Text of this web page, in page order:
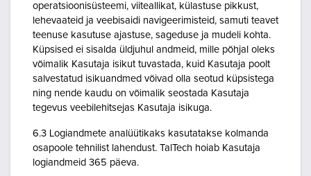
operatsioonisüsteemi, viiteallikat, külastuse pikkust,
lehevaateid ja veebisaidi navigeerimisteid, samuti teavet
teenuse kasutuse ajastuse, sageduse ja mudeli kohta.
Küpsised ei sisalda üldjuhul andmeid, mille põhjal oleks
võimalik Kasutaja isikut tuvastada, kuid Kasutaja poolt
salvestatud isikuandmed võivad olla seotud küpsistega
ning nende kaudu on võimalik seostada Kasutaja
tegevus veebilehitsejas Kasutaja isikuga.
6.3 Logiandmete analüütikaks kasutatakse kolmanda
osapoole tehnilist lahendust. TalTech hoiab Kasutaja
logiandmeid 365 päeva.